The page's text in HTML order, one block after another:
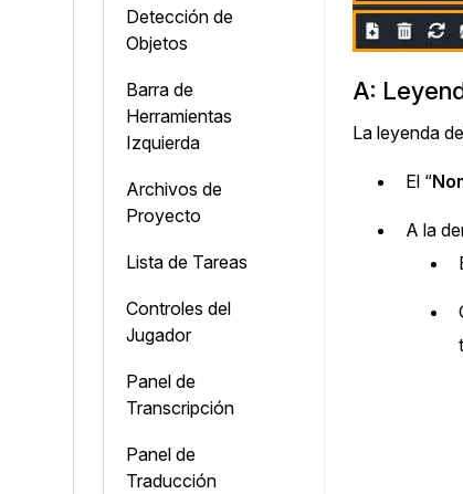
Detección de
Objetos
Barra de
Herramientas
Izquierda
Archivos de
Proyecto
Lista de Tareas
Controles del
Jugador
Panel de
Transcripción
Panel de
Traducción
A:
La leyenda
El “
A la